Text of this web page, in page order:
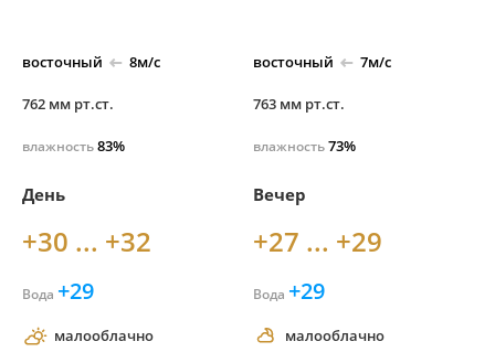
восточный 8м/с
762 мм рт.ст.
влажность83%
восточный 7м/с
763 мм рт.ст.
влажность73%
День
+30 ... +32
Вода +29
малооблачно
Вечер
+27 ... +29
Вода +29
малооблачно